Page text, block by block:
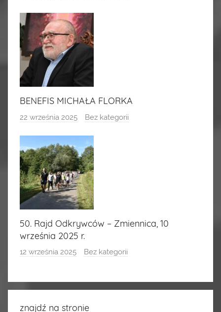
BENEFIS MICHAŁA FLORKA
22 września 2025 Bez kategorii
50. Rajd Odkrywców – Zmiennica, 10
września 2025 r.
12 września 2025 Bez kategorii
znajdź na stronie